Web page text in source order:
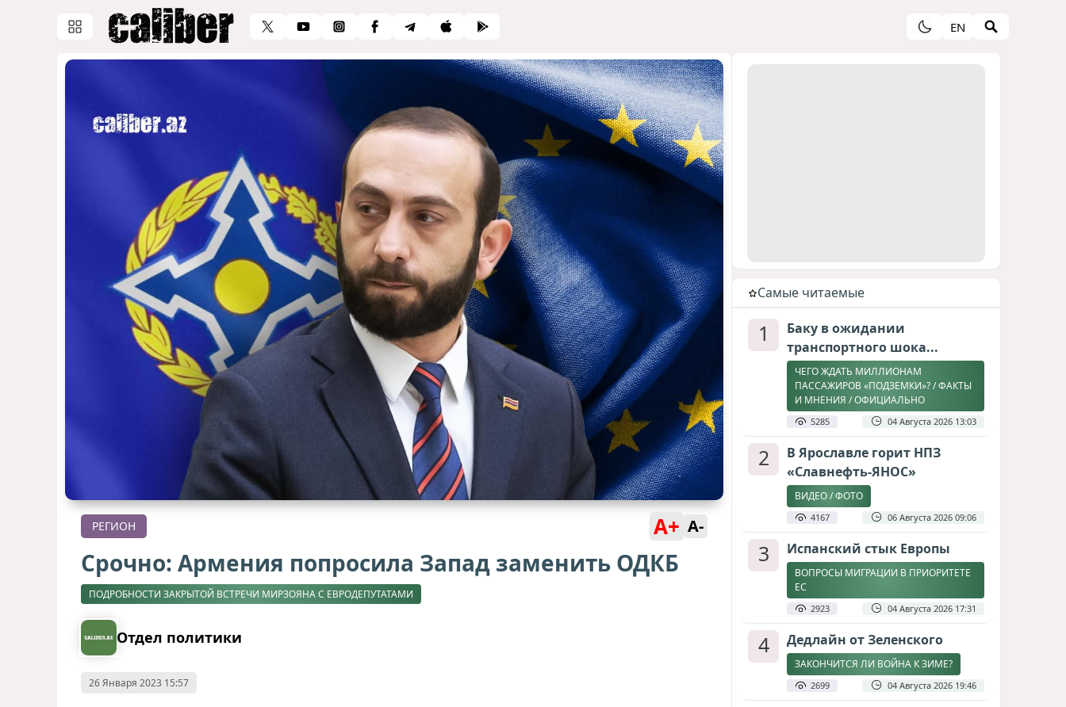
EN
РЕГИОН A+ A-
Срочно: Армения попросила Запад заменить ОДКБ
ПОДРОБНОСТИ ЗАКРЫТОЙ ВСТРЕЧИ МИРЗОЯНА С ЕВРОДЕПУТАТАМИ
Отдел политики
26 Января 2023 15:57
Cамые читаемые
1
Баку в ожидании
транспортного шока...
ЧЕГО ЖДАТЬ МИЛЛИОНАМ
ПАССАЖИРОВ «ПОДЗЕМКИ»? / ФАКТЫ
И МНЕНИЯ / ОФИЦИАЛЬНО
5285 04 Августа 2026 13:03
2
В Ярославле горит НПЗ
«Славнефть-ЯНОС»
ВИДЕО / ФОТО
4167 06 Августа 2026 09:06
3 Испанский стык Европы
ВОПРОСЫ МИГРАЦИИ В ПРИОРИТЕТЕ
ЕС
2923 04 Августа 2026 17:31
4 Дедлайн от Зеленского
ЗАКОНЧИТСЯ ЛИ ВОЙНА К ЗИМЕ?
2699 04 Августа 2026 19:46